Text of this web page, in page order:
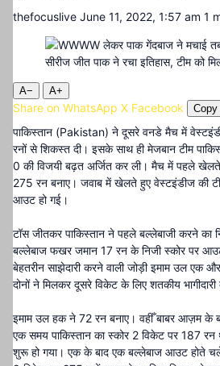
thefocuslive June 11, 2022, 1:57 am 1
A− A+
Share on WhatsApp X Facebook
पाकिस्तान (Pakistan) ने दूसरे वनडे मैच में
रनों से शिकस्त दी। इसके साथ ही मेजबान टीम
0 की विजयी बढ़त अर्जित कर ली। मैच में पहले
275 रन बनाए। जवाब में खेलते हुए वेस्टइंडीज की
आउट हो गई।
टॉस जीतकर पाकिस्तान ने पहले बल्लेबाजी करने का
बल्लेबाज फखर जमान 17 रन के निजी स्कोर पर
बेहतरीन साझेदारी करने वाली जोड़ी इमाम उल एक
दोनों ने मिलकर दूसरे विकेट के लिए शतकीय भागीदारी
इमाम उल हक ने 72 रन बनाए। वहीँ बाबर आज़म के
एक समय पाकिस्तान का स्कोर 2 विकेट पर 187
शुरू हो गया। एक के बाद एक बल्लेबाज आउट होते चले